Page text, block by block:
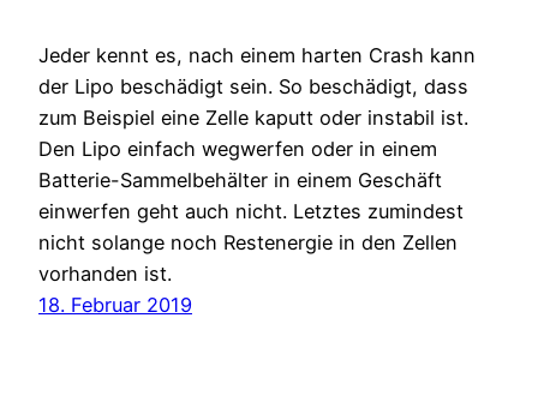
Jeder kennt es, nach einem harten Crash kann
der Lipo beschädigt sein. So beschädigt, dass
zum Beispiel eine Zelle kaputt oder instabil ist.
Den Lipo einfach wegwerfen oder in einem
Batterie-Sammelbehälter in einem Geschäft
einwerfen geht auch nicht. Letztes zumindest
nicht solange noch Restenergie in den Zellen
vorhanden ist.
18. Februar 2019